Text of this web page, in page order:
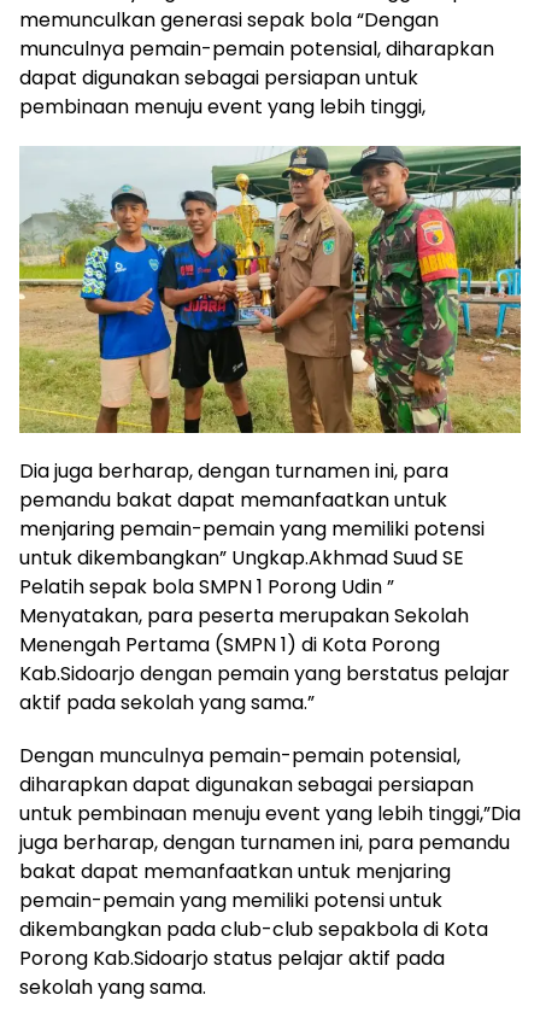
memunculkan generasi sepak bola “Dengan
munculnya pemain-pemain potensial, diharapkan
dapat digunakan sebagai persiapan untuk
pembinaan menuju event yang lebih tinggi,
Dia juga berharap, dengan turnamen ini, para
pemandu bakat dapat memanfaatkan untuk
menjaring pemain-pemain yang memiliki potensi
untuk dikembangkan” Ungkap.Akhmad Suud SE
Pelatih sepak bola SMPN 1 Porong Udin ”
Menyatakan, para peserta merupakan Sekolah
Menengah Pertama (SMPN 1) di Kota Porong
Kab.Sidoarjo dengan pemain yang berstatus pelajar
aktif pada sekolah yang sama.”
Dengan munculnya pemain-pemain potensial,
diharapkan dapat digunakan sebagai persiapan
untuk pembinaan menuju event yang lebih tinggi,”Dia
juga berharap, dengan turnamen ini, para pemandu
bakat dapat memanfaatkan untuk menjaring
pemain-pemain yang memiliki potensi untuk
dikembangkan pada club-club sepakbola di Kota
Porong Kab.Sidoarjo status pelajar aktif pada
sekolah yang sama.